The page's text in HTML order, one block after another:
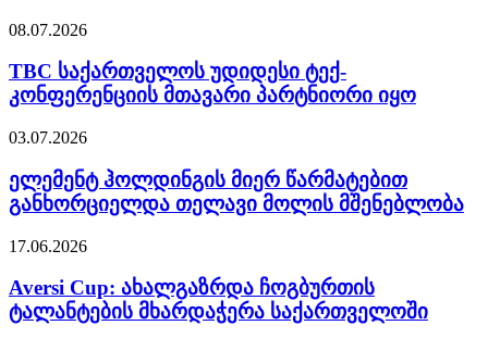
08.07.2026
TBC საქართველოს უდიდესი ტექ-
კონფერენციის მთავარი პარტნიორი იყო
03.07.2026
ელემენტ ჰოლდინგის მიერ წარმატებით
განხორციელდა თელავი მოლის მშენებლობა
17.06.2026
Aversi Cup: ახალგაზრდა ჩოგბურთის
ტალანტების მხარდაჭერა საქართველოში